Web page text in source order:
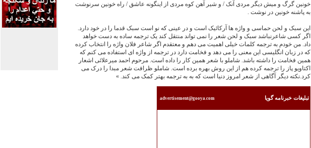
خونین گرگ و میش دیگر مردی آنک / و شیر آهن کوه مردی از اینگونه عاشق / راه خونین سرنوشت
به پاشنه خونین در نوشت .
این سبک و لحن حماسی و واژه ها آرکائیک است و در عینی که نو است سبک قدما را در خود دارد.
اگر کسی شاعرنباشد سبک و لحن شعر را نمی تواند منتقل کند یک ترجمه ساده به دست خواهد
داد. من خودم به ترجمه کلمات خیلی اهمیت می دهم و معتقدم اگر شاعر فلان واژه را انتخاب کرده
که در زبان انگلیسی این معنی را می دهد و فخامت دارد در ترجمه از واژه ای استفاده می کنم که
همین فخامت را داشته باشد. شاملو با شعر همین کار را داده است. مرحوم احمد میرعلائی اشعار
اکتاویو پاز را ترجمه کرده هم از اين روش بهره برده است. شاملو ظرافت شعر مبدا را درک می
کرد.نكته ديگر آگاهی از شعر امروز دنیا است كه به به ترجمه بهتر کمک می کند. »
تبليغات خبرنامه گويا advertisement@gooya.com